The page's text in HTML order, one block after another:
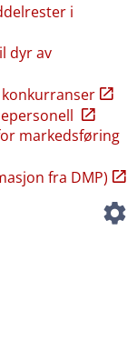
i
dyr av
markedsføring
fra DMP)